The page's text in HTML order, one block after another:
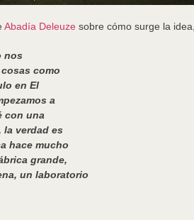
Abadía Deleuze sobre cómo surge la
nos
como
en El
a
con una
la verdad es
hace mucho
grande,
un laboratorio